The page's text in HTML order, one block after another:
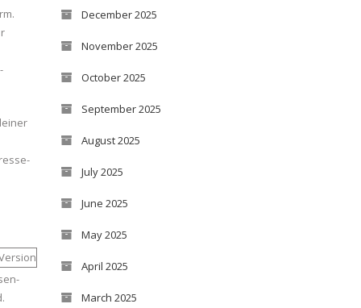
December 2025
November 2025
October 2025
September 2025
August 2025
July 2025
June 2025
May 2025
April 2025
March 2025